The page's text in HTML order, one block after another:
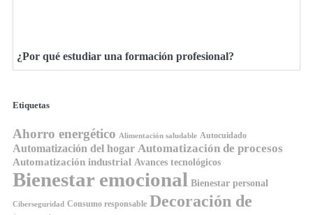
¿Por qué estudiar una formación profesional?
Etiquetas
Ahorro energético Alimentación saludable Autocuidado
Automatización del hogar Automatización de procesos
Automatización industrial Avances tecnológicos
Bienestar emocional Bienestar personal
Ciberseguridad Consumo responsable Decoración de